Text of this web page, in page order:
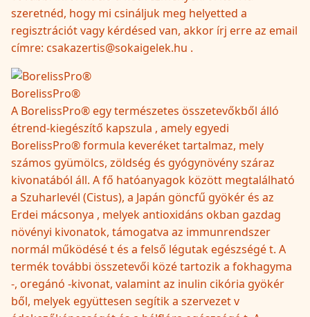
szeretnéd, hogy mi csináljuk meg helyetted a
regisztrációt vagy kérdésed van, akkor írj erre az email
címre: csakazertis@sokaigelek.hu .
BorelissPro®
A BorelissPro® egy természetes összetevőkből álló
étrend-kiegészítő kapszula , amely egyedi
BorelissPro® formula keveréket tartalmaz, mely
számos gyümölcs, zöldség és gyógynövény száraz
kivonatából áll. A fő hatóanyagok között megtalálható
a Szuharlevél (Cistus), a Japán göncfű gyökér és az
Erdei mácsonya , melyek antioxidáns okban gazdag
növényi kivonatok, támogatva az immunrendszer
normál működésé t és a felső légutak egészségé t. A
termék további összetevői közé tartozik a fokhagyma
-, oregánó -kivonat, valamint az inulin cikória gyökér
ből, melyek együttesen segítik a szervezet v